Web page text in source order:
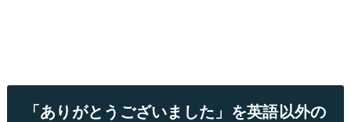
「ありがとうございました」を英語以外の